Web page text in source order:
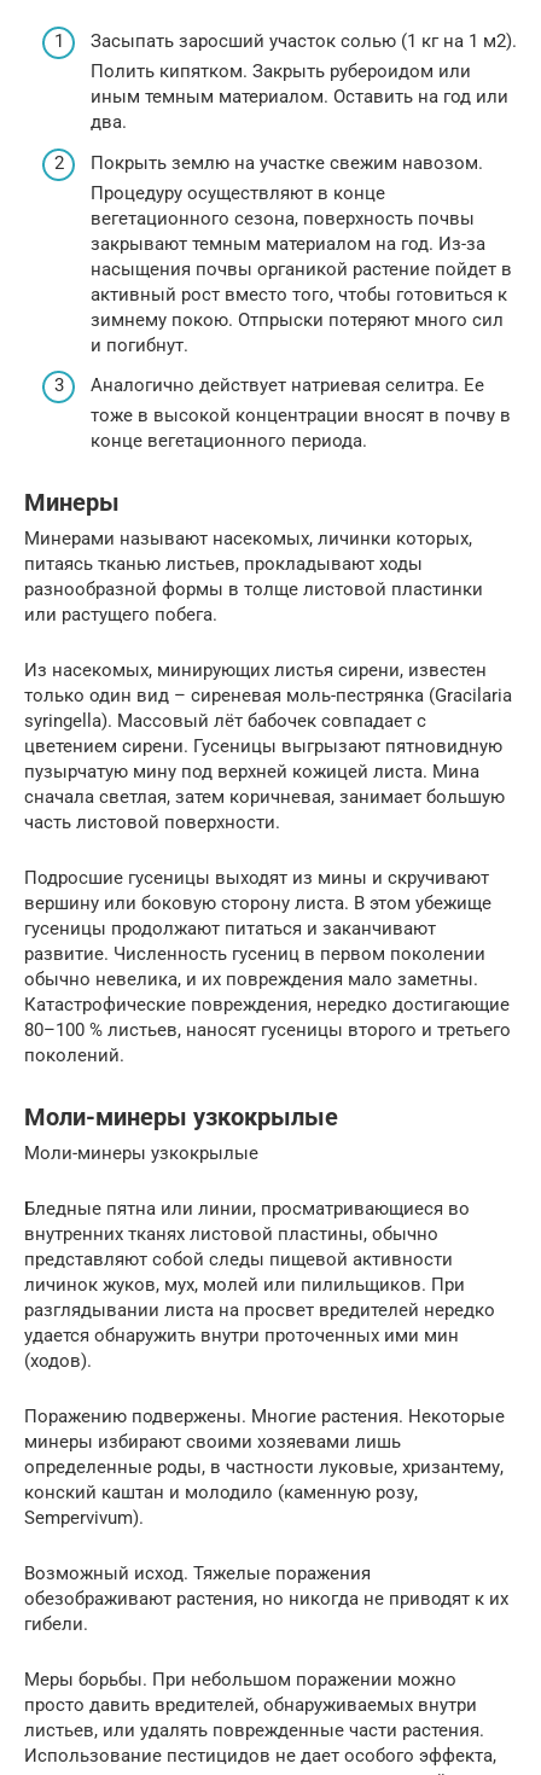
Засыпать заросший участок солью (1 кг на 1 м2).
Полить кипятком. Закрыть рубероидом или
иным темным материалом. Оставить на год или
два.
Покрыть землю на участке свежим навозом.
Процедуру осуществляют в конце
вегетационного сезона, поверхность почвы
закрывают темным материалом на год. Из-за
насыщения почвы органикой растение пойдет в
активный рост вместо того, чтобы готовиться к
зимнему покою. Отпрыски потеряют много сил
и погибнут.
Аналогично действует натриевая селитра. Ее
тоже в высокой концентрации вносят в почву в
конце вегетационного периода.
Минеры
Минерами называют насекомых, личинки которых,
питаясь тканью листьев, прокладывают ходы
разнообразной формы в толще листовой пластинки
или растущего побега.
Из насекомых, минирующих листья сирени, известен
только один вид – сиреневая моль-пестрянка (Gracilaria
syringella). Массовый лёт бабочек совпадает с
цветением сирени. Гусеницы выгрызают пятновидную
пузырчатую мину под верхней кожицей листа. Мина
сначала светлая, затем коричневая, занимает большую
часть листовой поверхности.
Подросшие гусеницы выходят из мины и скручивают
вершину или боковую сторону листа. В этом убежище
гусеницы продолжают питаться и заканчивают
развитие. Численность гусениц в первом поколении
обычно невелика, и их повреждения мало заметны.
Катастрофические повреждения, нередко достигающие
80–100 % листьев, наносят гусеницы второго и третьего
поколений.
Моли-минеры узкокрылые
Моли-минеры узкокрылые
Бледные пятна или линии, просматривающиеся во
внутренних тканях листовой пластины, обычно
представляют собой следы пищевой активности
личинок жуков, мух, молей или пилильщиков. При
разглядывании листа на просвет вредителей нередко
удается обнаружить внутри проточенных ими мин
(ходов).
Поражению подвержены. Многие растения. Некоторые
минеры избирают своими хозяевами лишь
определенные роды, в частности луковые, хризантему,
конский каштан и молодило (каменную розу,
Sempervivum).
Возможный исход. Тяжелые поражения
обезображивают растения, но никогда не приводят к их
гибели.
Меры борьбы. При небольшом поражении можно
просто давить вредителей, обнаруживаемых внутри
листьев, или удалять поврежденные части растения.
Использование пестицидов не дает особого эффекта,